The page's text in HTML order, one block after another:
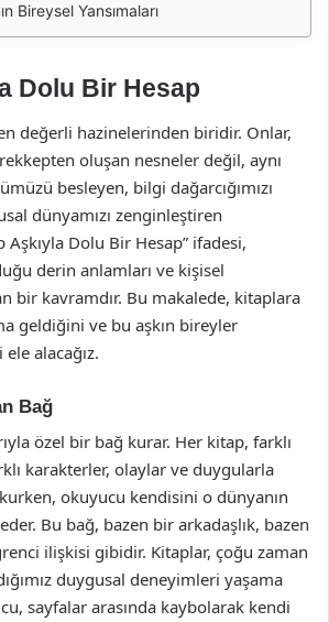
Bireysel Yansımaları
Dolu Bir Hesap
değerli hazinelerinden biridir. Onlar,
oluşan nesneler değil, aynı
besleyen, bilgi dağarcığımızı
dünyamızı zenginleştiren
Aşkıyla Dolu Bir Hesap” ifadesi,
derin anlamları ve kişisel
bir kavramdır. Bu makalede, kitaplara
geldiğini ve bu aşkın bireyler
alacağız.
Bağ
özel bir bağ kurar. Her kitap, farklı
karakterler, olaylar ve duygularla
okuyucu kendisini o dünyanın
Bu bağ, bazen bir arkadaşlık, bazen
ilişkisi gibidir. Kitaplar, çoğu zaman
duygusal deneyimleri yaşama
sayfalar arasında kaybolarak kendi